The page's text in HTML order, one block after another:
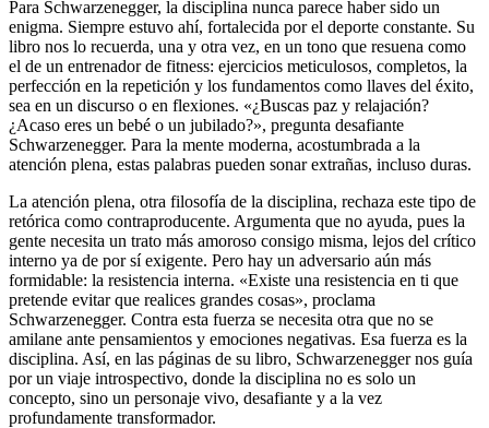
Para Schwarzenegger, la disciplina nunca parece haber sido un
enigma. Siempre estuvo ahí, fortalecida por el deporte constante. Su
libro nos lo recuerda, una y otra vez, en un tono que resuena como
el de un entrenador de fitness: ejercicios meticulosos, completos, la
perfección en la repetición y los fundamentos como llaves del éxito,
sea en un discurso o en flexiones. «¿Buscas paz y relajación?
¿Acaso eres un bebé o un jubilado?», pregunta desafiante
Schwarzenegger. Para la mente moderna, acostumbrada a la
atención plena, estas palabras pueden sonar extrañas, incluso duras.
La atención plena, otra filosofía de la disciplina, rechaza este tipo de
retórica como contraproducente. Argumenta que no ayuda, pues la
gente necesita un trato más amoroso consigo misma, lejos del crítico
interno ya de por sí exigente. Pero hay un adversario aún más
formidable: la resistencia interna. «Existe una resistencia en ti que
pretende evitar que realices grandes cosas», proclama
Schwarzenegger. Contra esta fuerza se necesita otra que no se
amilane ante pensamientos y emociones negativas. Esa fuerza es la
disciplina. Así, en las páginas de su libro, Schwarzenegger nos guía
por un viaje introspectivo, donde la disciplina no es solo un
concepto, sino un personaje vivo, desafiante y a la vez
profundamente transformador.